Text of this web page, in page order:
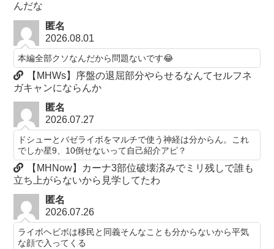
んだな
匿名
2026.08.01
本編全部クソなんだから問題ないです😂
【MHWs】序盤の退屈部分やらせるなんてセルフネ
ガキャンにならんか
匿名
2026.07.27
ドシューとバゼライボをマルチで使う神経は分からん。これ
でしか星9、10倒せないって自己紹介アピ？
【MHNow】カーナ3部位破壊済みでミリ残しで誰も
立ち上がらないから見学してたわ
匿名
2026.07.26
ライボヘビボは移民と同義そんなことも分からないから平気
な顔で入ってくる